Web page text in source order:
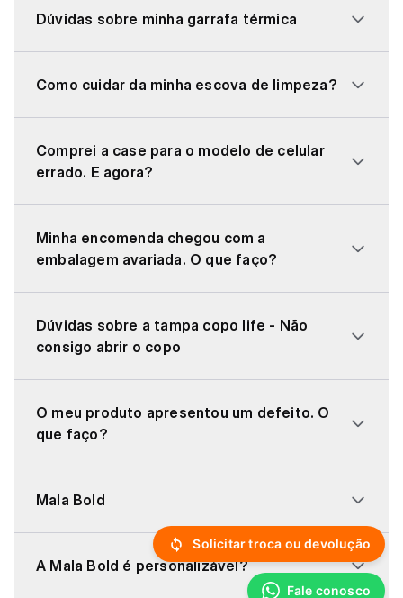
Dúvidas sobre minha garrafa térmica
Como cuidar da minha escova de limpeza?
Comprei a case para o modelo de celular
errado. E agora?
Minha encomenda chegou com a
embalagem avariada. O que faço?
Dúvidas sobre a tampa copo life - Não
consigo abrir o copo
O meu produto apresentou um defeito. O
que faço?
Mala Bold
A Mala Bold é personalizável?
Fale conosco
Solicitar troca ou devolução